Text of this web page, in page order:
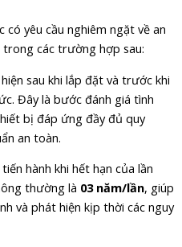
yêu cầu nghiêm ngặt về an
các trường hợp sau:
sau khi lắp đặt và trước khi
Đây là bước đánh giá tình
bị đáp ứng đầy đủ quy
an toàn.
hành khi hết hạn của lần
thường là 03 năm/lần, giúp
và phát hiện kịp thời các nguy